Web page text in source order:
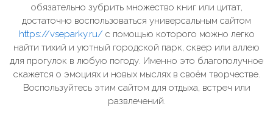
обязательно зубрить множество книг или цитат,
достаточно воспользоваться универсальным сайтом
https://vseparky.ru/ с помощью которого можно легко
найти тихий и уютный городской парк, сквер или аллею
для прогулок в любую погоду. Именно это благополучное
скажется о эмоциях и новых мыслях в своём творчестве.
Воспользуйтесь этим сайтом для отдыха, встреч или
развлечений.